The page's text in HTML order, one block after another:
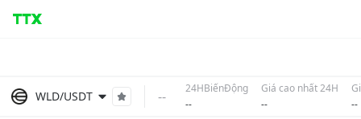
WLD/USDT --
24HBiếnĐộng
--
Giá cao nhất 24H
--
--